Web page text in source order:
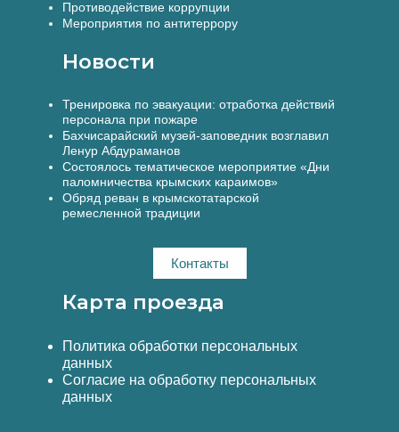
Противодействие коррупции
Мероприятия по антитеррору
Новости
Тренировка по эвакуации: отработка действий
персонала при пожаре
Бахчисарайский музей-заповедник возглавил
Ленур Абдураманов
Состоялось тематическое мероприятие «Дни
паломничества крымских караимов»
Обряд реван в крымскотатарской
ремесленной традиции
Контакты
Карта проезда
Политика обработки персональных
данных
Согласие на обработку персональных
данных